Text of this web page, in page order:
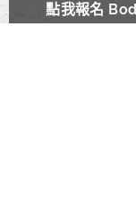
點我報名